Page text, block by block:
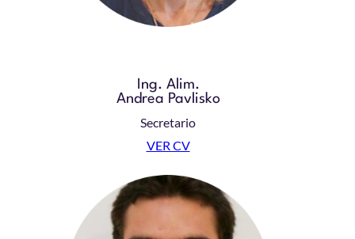
Ing. Alim.
Andrea Pavlisko
Secretario
VER CV